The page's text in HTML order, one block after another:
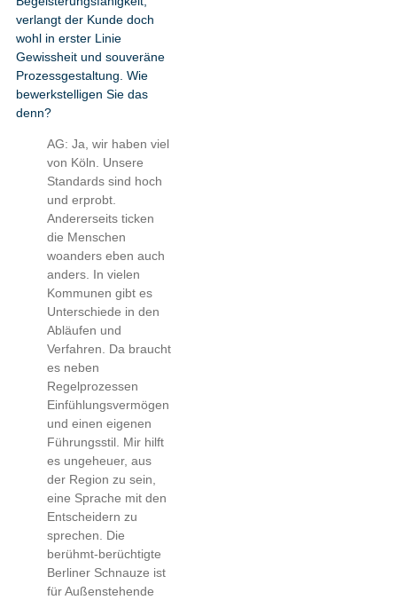
verlangt der Kunde doch
wohl in erster Linie
Gewissheit und souveräne
Prozessgestaltung. Wie
bewerkstelligen Sie das
denn?
AG: Ja, wir haben viel
von Köln. Unsere
Standards sind hoch
und erprobt.
Andererseits ticken
die Menschen
woanders eben auch
anders. In vielen
Kommunen gibt es
Unterschiede in den
Abläufen und
Verfahren. Da braucht
es neben
Regelprozessen
Einfühlungsvermögen
und einen eigenen
Führungsstil. Mir hilft
es ungeheuer, aus
der Region zu sein,
eine Sprache mit den
Entscheidern zu
sprechen. Die
berühmt-berüchtigte
Berliner Schnauze ist
für Außenstehende